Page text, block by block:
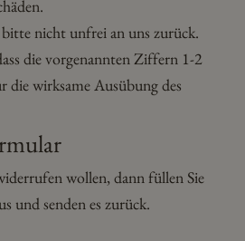
bitte nicht unfrei an uns zurück.
die vorgenannten Ziffern 1-2
die wirksame Ausübung des
wollen, dann füllen Sie
und senden es zurück.